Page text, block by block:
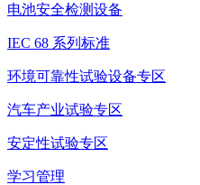
电池安全检测设备
IEC 68 系列标准
环境可靠性试验设备专区
汽车产业试验专区
安定性试验专区
学习管理